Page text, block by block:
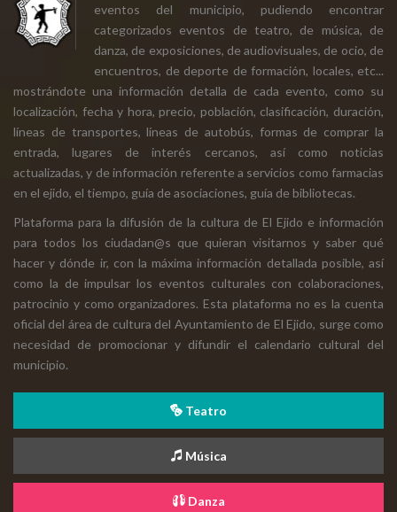
eventos del municipio, pudiendo encontrar
categorizados eventos de teatro, de música, de
danza, de exposiciones, de audiovisuales, de ocio, de
encuentros, de deporte de formación, locales, etc...
mostrándote una información detalla de cada evento, como su
localización, fecha y hora, precio, población, clasificación, duración,
líneas de transportes, líneas de autobús, formas de comprar la
entrada, lugares de interés cercanos, así como noticias
actualizadas, y de información referente a servicios como farmacias
en el ejido, el tiempo, guía de asociaciones, guía de bibliotecas.
Plataforma para la difusión de la cultura de El Ejido e información
para todos los ciudadan@s que quieran visitarnos y saber qué
hacer y dónde ir, con la máxima información detallada posible, así
como la de impulsar los eventos culturales con colaboraciones,
patrocinio y como organizadores. Esta plataforma no es la cuenta
oficial del área de cultura del Ayuntamiento de El Ejido, surge como
necesidad de promocionar y difundir el calendario cultural del
municipio.
Teatro
Música
Danza